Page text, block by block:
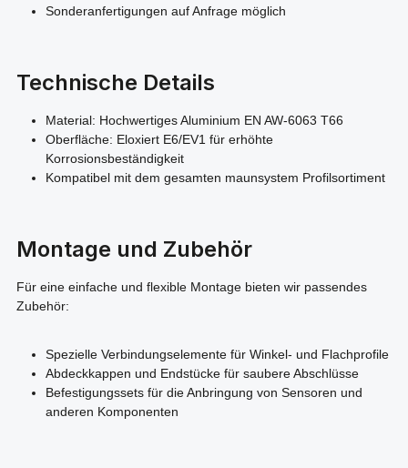
Sonderanfertigungen auf Anfrage möglich
Technische Details
Material: Hochwertiges Aluminium EN AW-6063 T66
Oberfläche: Eloxiert E6/EV1 für erhöhte
Korrosionsbeständigkeit
Kompatibel mit dem gesamten maunsystem Profilsortiment
Montage und Zubehör
Für eine einfache und flexible Montage bieten wir passendes
Zubehör:
Spezielle Verbindungselemente für Winkel- und Flachprofile
Abdeckkappen und Endstücke für saubere Abschlüsse
Befestigungssets für die Anbringung von Sensoren und
anderen Komponenten